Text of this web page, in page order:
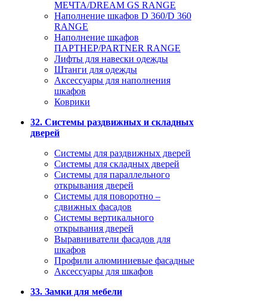
МЕЧТА/DREAM GS RANGE
Наполнение шкафов D 360/D 360
RANGE
Наполнение шкафов
ПАРТНЕР/PARTNER RANGE
Лифты для навески одежды
Штанги для одежды
Аксессуары для наполнения
шкафов
Коврики
32. Системы раздвижных и складных
дверей
Системы для раздвижных дверей
Системы для складных дверей
Системы для параллельного
открывания дверей
Системы для поворотно –
сдвижных фасадов
Системы вертикального
открывания дверей
Выравниватели фасадов для
шкафов
Профили алюминиевые фасадные
Аксессуары для шкафов
33. Замки для мебели